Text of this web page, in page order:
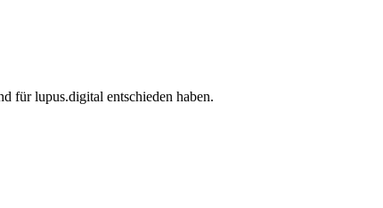
für lupus.digital entschieden haben.